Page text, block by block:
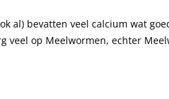
al) bevatten veel calcium wat
veel op Meelwormen, echter